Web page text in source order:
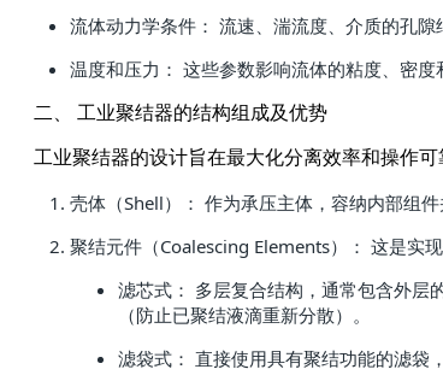
流体动力学条件： 流速、湍流度、介质的孔
温度和压力： 这些参数影响流体的粘度、密度
二、 工业聚结器的结构组成及优势
工业聚结器的设计旨在最大化分离效率和操作可
壳体（Shell）： 作为承压主体，容纳内部组
聚结元件（Coalescing Elements）： 这是实
滤芯式： 多层复合结构，通常包含外层
（防止已聚结液滴重新分散）。
滤袋式： 直接使用具有聚结功能的滤袋